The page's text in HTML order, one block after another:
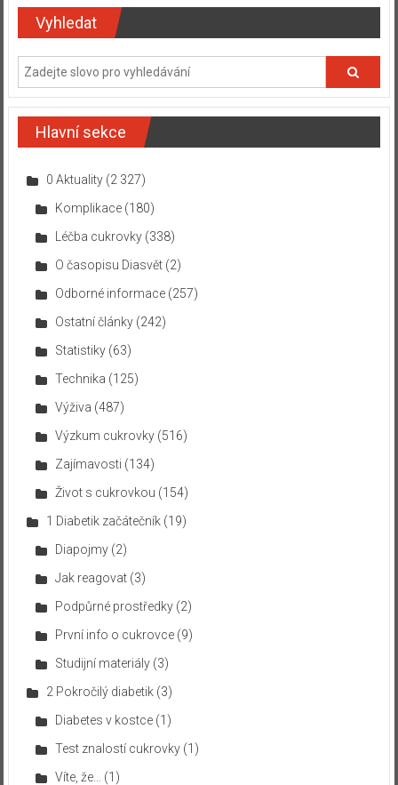
Vyhledat
Hlavní sekce
0 Aktuality(2 327)
Komplikace(180)
Léčba cukrovky(338)
O časopisu Diasvět(2)
Odborné informace(257)
Ostatní články(242)
Statistiky(63)
Technika (125)
Výživa (487)
Výzkum cukrovky(516)
Zajímavosti (134)
Život s cukrovkou (154)
1 Diabetik začátečník(19)
Diapojmy(2)
Jak reagovat(3)
Podpůrné prostředky(2)
První info o cukrovce(9)
Studijní materiály(3)
2 Pokročilý diabetik(3)
Diabetes v kostce(1)
Test znalostí cukrovky(1)
Víte, že…
(1)